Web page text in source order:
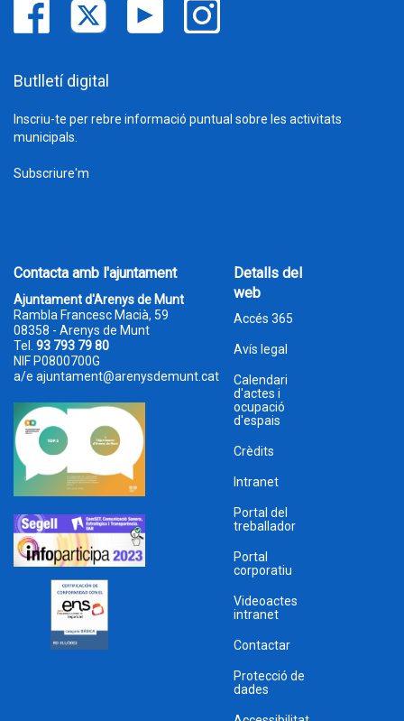
Butlletí digital
Inscriu-te per rebre informació puntual sobre les activitats
municipals.
Subscriure'm
Contacta amb l'ajuntament
Ajuntament d'Arenys de Munt
Rambla Francesc Macià, 59
08358 - Arenys de Munt
Tel. 93 793 79 80
NIF P0800700G
a/e ajuntament@arenysdemunt.cat
Detalls del
web
Accés 365
Avís legal
Calendari
d'actes i
ocupació
d'espais
Crèdits
Intranet
Portal del
treballador
Portal
corporatiu
Videoactes
intranet
Contactar
Protecció de
dades